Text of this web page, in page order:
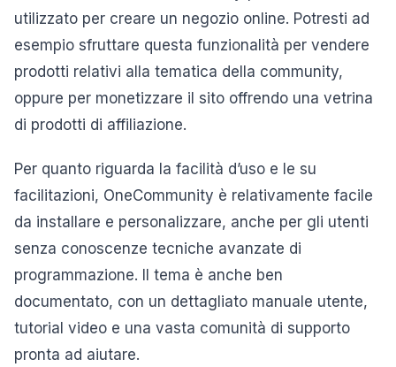
utilizzato per creare un negozio online. Potresti ad
esempio sfruttare questa funzionalità per vendere
prodotti relativi alla tematica della community,
oppure per monetizzare il sito offrendo una vetrina
di prodotti di affiliazione.
Per quanto riguarda la facilità d’uso e le su
facilitazioni, OneCommunity è relativamente facile
da installare e personalizzare, anche per gli utenti
senza conoscenze tecniche avanzate di
programmazione. Il tema è anche ben
documentato, con un dettagliato manuale utente,
tutorial video e una vasta comunità di supporto
pronta ad aiutare.